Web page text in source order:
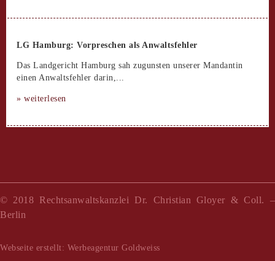
LG Hamburg: Vorpreschen als Anwaltsfehler
Das Landgericht Hamburg sah zugunsten unserer Mandantin
einen Anwaltsfehler darin,...
» weiterlesen
© 2018 Rechtsanwaltskanzlei Dr. Christian Gloyer & Coll. –
Berlin
Webseite erstellt: Werbeagentur Goldweiss